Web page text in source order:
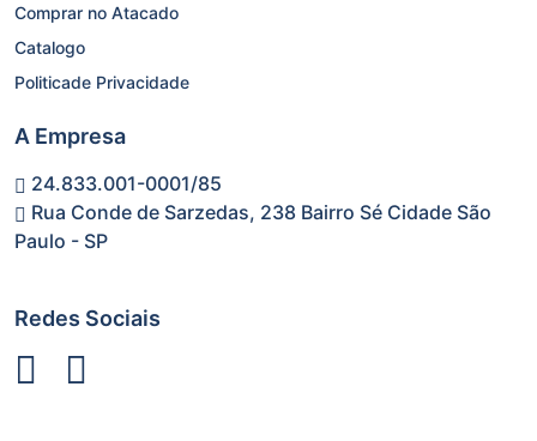
Comprar no Atacado
Catalogo
Politicade Privacidade
A Empresa
24.833.001-0001/85
Rua Conde de Sarzedas, 238 Bairro Sé Cidade São
Paulo - SP
Redes Sociais